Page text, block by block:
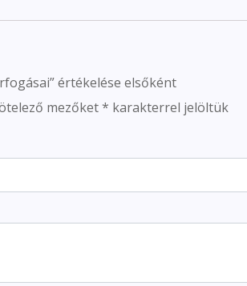
értékelése elsőként
mezőket* karakterrel jelöltük